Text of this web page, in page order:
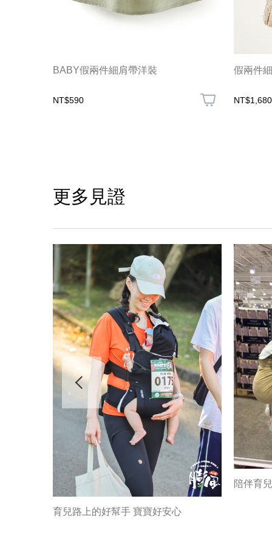
BABY假兩件細肩帶洋裝
NT$590
假兩件
NT$1,680
更多見證
育兒路上的好幫手 寶寶好安心
陪伴育